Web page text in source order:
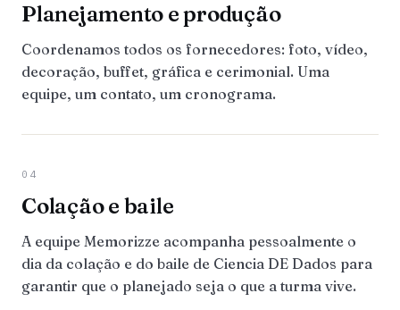
Planejamento e produção
Coordenamos todos os fornecedores: foto, vídeo,
decoração, buffet, gráfica e cerimonial. Uma
equipe, um contato, um cronograma.
04
Colação e baile
A equipe Memorizze acompanha pessoalmente o
dia da colação e do baile de Ciencia DE Dados para
garantir que o planejado seja o que a turma vive.